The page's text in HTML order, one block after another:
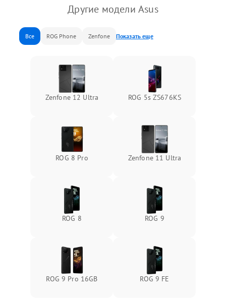
Другие модели Asus
Все ROG Phone Zenfone Показать еще
Zenfone 12 Ultra ROG 5s ZS676KS
ROG 8 Pro Zenfone 11 Ultra
ROG 8 ROG 9
ROG 9 Pro 16GB ROG 9 FE